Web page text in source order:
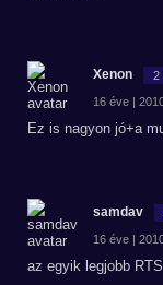
Xenon 2
16 éve |
Ez is nagyon jó+a
samdav
16 éve |
az egyik legjobb